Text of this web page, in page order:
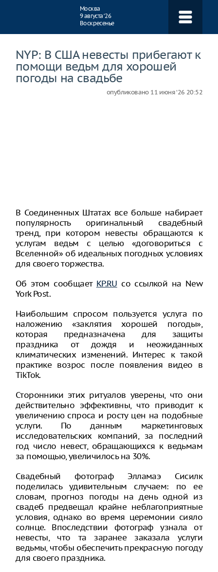
Москва
9 августа ‘26
Воскресенье
NYP: В США невесты прибегают к
помощи ведьм для хорошей
погоды на свадьбе
опубликовано 11 июня ‘26 20:52
В Соединенных Штатах все больше набирает
популярность оригинальный свадебный
тренд, при котором невесты обращаются к
услугам ведьм с целью «договориться с
Вселенной» об идеальных погодных условиях
для своего торжества.
Об этом сообщает KP.RU со ссылкой на New
York Post.
Наибольшим спросом пользуется услуга по
наложению «заклятия хорошей погоды»,
которая предназначена для защиты
праздника от дождя и неожиданных
климатических изменений. Интерес к такой
практике возрос после появления видео в
TikTok.
Сторонники этих ритуалов уверены, что они
действительно эффективны, что приводит к
увеличению спроса и росту цен на подобные
услуги. По данным маркетинговых
исследовательских компаний, за последний
год число невест, обращающихся к ведьмам
за помощью, увеличилось на 30%.
Свадебный фотограф Элламаэ Сисилк
поделилась удивительным случаем: по ее
словам, прогноз погоды на день одной из
свадеб предвещал крайне неблагоприятные
условия, однако во время церемонии сияло
солнце. Впоследствии фотограф узнала от
невесты, что та заранее заказала услуги
ведьмы, чтобы обеспечить прекрасную погоду
для своего праздника.